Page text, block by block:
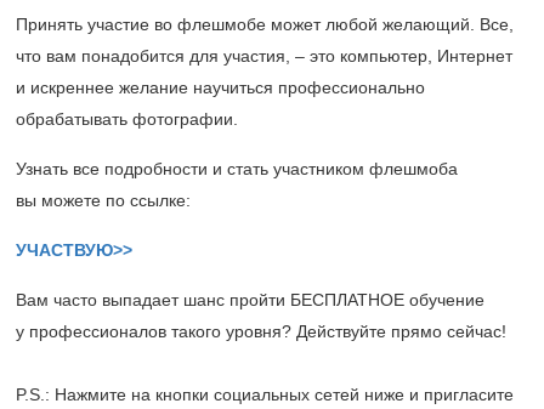
Принять участие во флешмобе может любой желающий. Все,
что вам понадобится для участия, ‒ это компьютер, Интернет
и искреннее желание научиться профессионально
обрабатывать фотографии.
Узнать все подробности и стать участником флешмоба
вы можете по ссылке:
УЧАСТВУЮ>>
Вам часто выпадает шанс пройти БЕСПЛАТНОЕ обучение
у профессионалов такого уровня? Действуйте прямо сейчас!
P.S.: Нажмите на кнопки социальных сетей ниже и пригласите